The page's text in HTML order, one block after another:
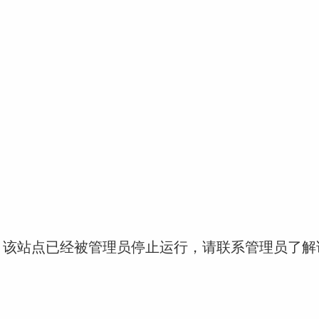
站点已经被管理员停止运行，请联系管理员了